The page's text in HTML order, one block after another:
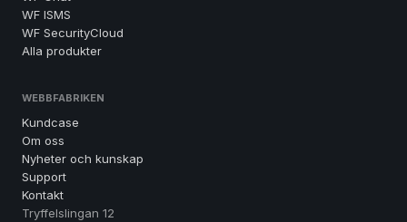
WF ISMS
WF SecurityCloud
Alla produkter
WEBBFABRIKEN
Kundcase
Om oss
Nyheter och kunskap
Support
Kontakt
Tryffelslingan 12